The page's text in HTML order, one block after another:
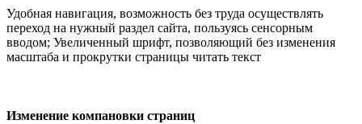
Удобная навигация, возможность без труда осуществлять
переход на нужный раздел сайта, пользуясь сенсорным
вводом; Увеличенный шрифт, позволяющий без изменения
масштаба и прокрутки страницы читать текст
Изменение компановки страниц